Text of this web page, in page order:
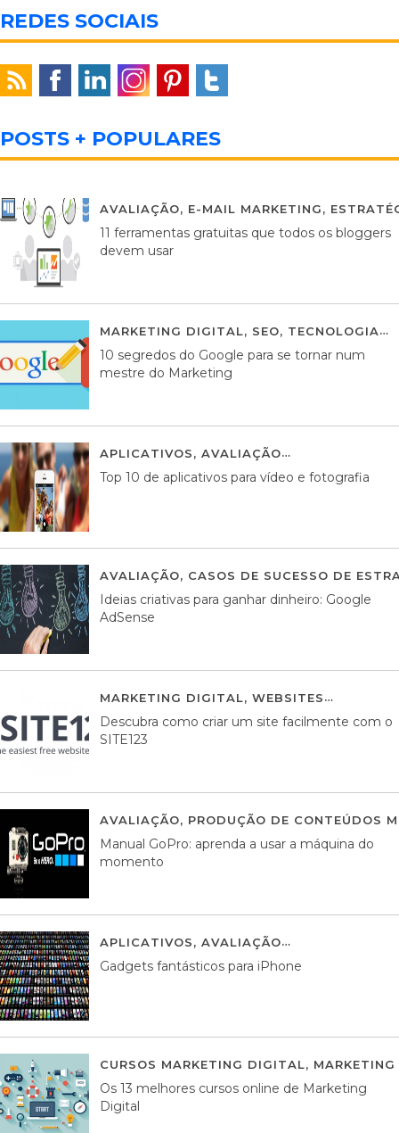
REDES SOCIAIS
POSTS + POPULARES
AVALIAÇÃO, E-MAIL MARKETING,
11 ferramentas gratuitas que todos os bloggers
devem usar
MARKETING DIGITAL, SEO, TECNOLOGIA
10 segredos do Google para se tornar num
mestre do Marketing
APLICATIVOS, AVALIAÇÃO
Top 10 de aplicativos para vídeo e fotografia
AVALIAÇÃO, CASOS DE SUCESSO DE
Ideias criativas para ganhar dinheiro: Google
AdSense
MARKETING DIGITAL, WEBSITES
Descubra como criar um site facilmente com o
SITE123
AVALIAÇÃO, PRODUÇÃO DE CONTEÚDOS
Manual GoPro: aprenda a usar a máquina do
momento
APLICATIVOS, AVALIAÇÃO
Gadgets fantásticos para iPhone
CURSOS MARKETING DIGITAL,
Os 13 melhores cursos online de Marketing
Digital